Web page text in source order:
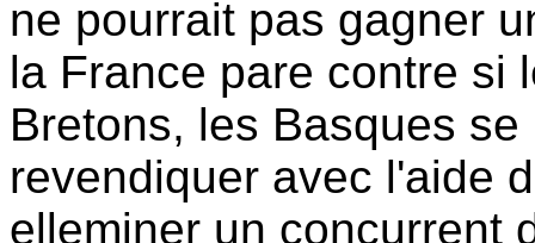
ne pourrait pas gagner
la France pare contre si
Bretons, les Basques
revendiquer avec l'aide
elleminer un concurrent